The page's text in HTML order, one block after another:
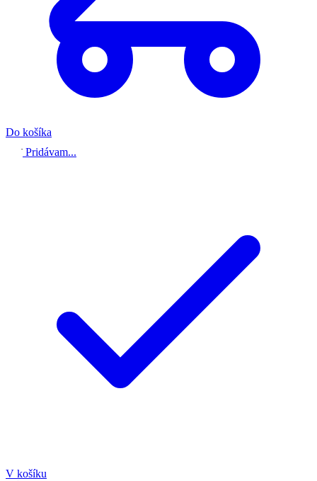
Do košíka
Pridávam...
V košíku